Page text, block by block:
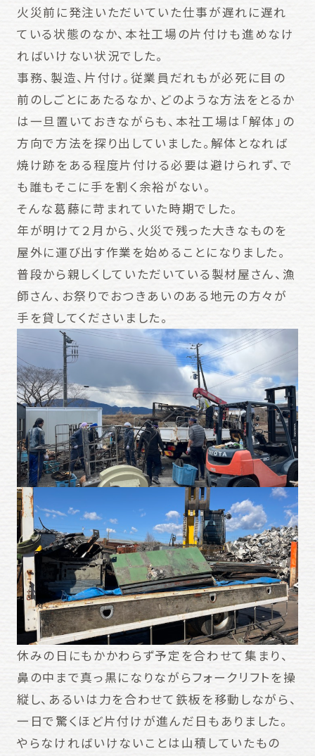
火災前に発注いただいていた仕事が遅れに遅れ
ている状態のなか、本社工場の片付けも進めなけ
ればいけない状況でした。
事務、製造、片付け。従業員だれもが必死に目の
前のしごとにあたるなか、どのような方法をとるか
は一旦置いておきながらも、本社工場は「解体」の
方向で方法を探り出していました。解体となれば
焼け跡をある程度片付ける必要は避けられず、で
も誰もそこに手を割く余裕がない。
そんな葛藤に苛まれていた時期でした。
年が明けて２月から、火災で残った大きなものを
屋外に運び出す作業を始めることになりました。
普段から親しくしていただいている製材屋さん、漁
師さん、お祭りでおつきあいのある地元の方々が
手を貸してくださいました。
休みの日にもかかわらず予定を合わせて集まり、
鼻の中まで真っ黒になりながらフォークリフトを操
縦し、あるいは力を合わせて鉄板を移動しながら、
一日で驚くほど片付けが進んだ日もありました。
やらなければいけないことは山積していたもの